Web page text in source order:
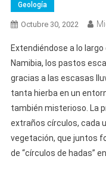
Geología
Octubre 30, 2022
Extendiéndose a lo
Namibia, los pastos
gracias a las escasas
tanta hierba en un
también misterioso. La
extraños círculos, cada
vegetación, que juntos
de “círculos de hadas”